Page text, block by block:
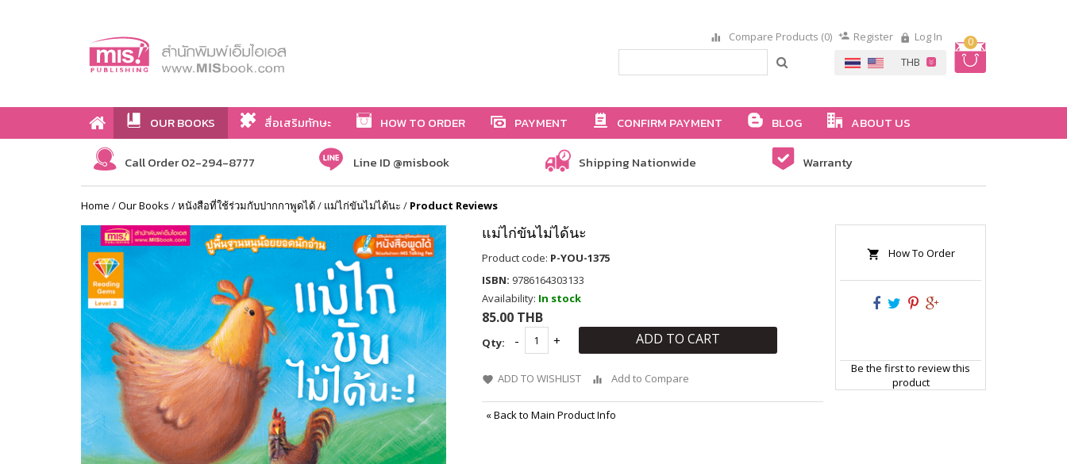
0
Compare Products (0) Register Log In
OUR BOOKS สื่อเสริมทักษะ HOW TO ORDER PAYMENT CONFIRM PAYMENT BLOG ABOUT US
Call Order 02-294-8777 Line ID @misbook Shipping Nationwide Warranty
Home /Our Books /หนังสือที่ใช้ร่วมกับปากกาพูดได้/ แม่ไก่ขันไม่ได้นะ / Product Reviews
แม่ไก่ขันไม่ได้นะ
Product code: P-YOU-1375
ISBN: 9786164303133
Availability: In stock
85.00 THB
Qty: ADD TO CART
ADD TO WISHLIST Add to Compare
«Back to Main Product Info
How To Order
Be the first to review this
product